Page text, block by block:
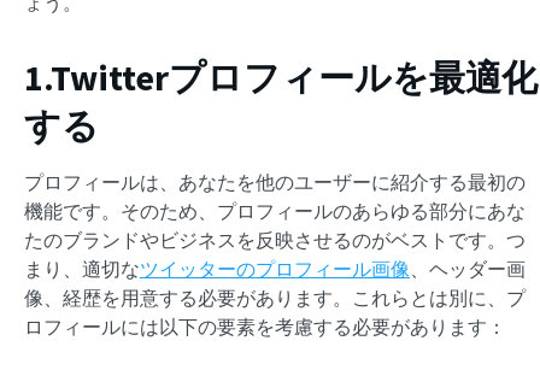
1.Twitterプロフィールを最適化
する
プロフィールは、あなたを他のユーザーに紹介する最初の
機能です。そのため、プロフィールのあらゆる部分にあな
たのブランドやビジネスを反映させるのがベストです。つ
まり、適切なツイッターのプロフィール画像 、ヘッダー画
像、経歴を用意する必要があります。これらとは別に、プ
ロフィールには以下の要素を考慮する必要があります：